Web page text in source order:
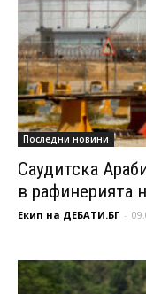
Последни новини
Саудитска
в рафинерията
Екип на ДЕБАТИ.БГ -